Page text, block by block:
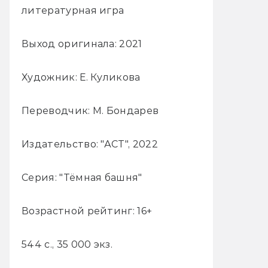
литературная игра
Выход оригинала: 2021
Художник: Е. Куликова
Переводчик: М. Бондарев
Издательство: "АСТ", 2022
Серия: "Тёмная башня"
Возрастной рейтинг: 16+
544 с., 35 000 экз.